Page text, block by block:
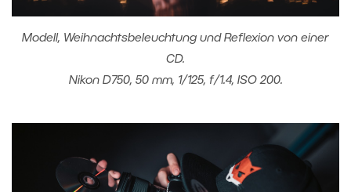
Modell, Weihnachtsbeleuchtung und Reflexion von einer
CD.
Nikon D750, 50 mm, 1/125, f/1.4, ISO 200.